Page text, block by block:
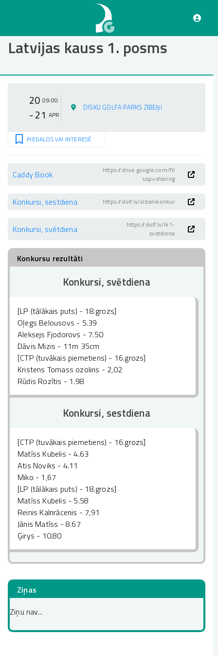
saturu
Latvijas kauss 1. posms
20 09:00
- 21 APR
DISKU GOLFA PARKS ZIBEŅI
PIEDALOS VAI INTERESĒ
Caddy Book
https://drive.google.com/file/d/
usp=sharing
Konkursi, sestdiena https://dolf.lv/zibenikonkursi
Konkursi, svētdiena
https://dolf.lv/lk1-
svetdiena
Konkursu rezultāti
Konkursi, svētdiena
[LP (tālākais puts) - 18.grozs]
Oļegs Belousovs - 5.39
Aleksejs Fjodorovs - 7.50
Dāvis Mizis - 11m 35cm
[CTP (tuvākais piemetiens) - 16.grozs]
Kristens Tomass ozolins - 2,02
Rūdis Rozītis - 1.98
Konkursi, sestdiena
[CTP (tuvākais piemetiens) - 16.grozs]
Matīss Kubelis - 4.63
Atis Noviks - 4.11
Miko - 1,67
[LP (tālākais puts) - 18.grozs]
Matīss Kubelis - 5.58
Reinis Kalnrācenis - 7,91
Jānis Matīss - 8.67
Ģirys - 10.80
Ziņas
Ziņu nav...